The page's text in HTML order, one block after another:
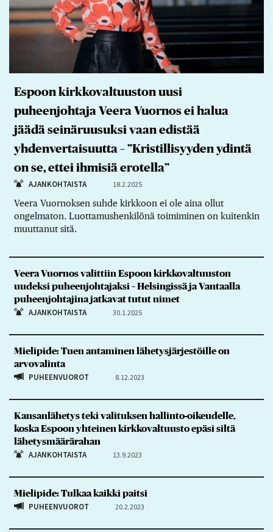
Espoon kirkkovaltuuston uusi
puheenjohtaja Veera Vuornos ei halua
jäädä seinäruusuksi vaan edistää
yhdenvertaisuutta – ”Kristillisyyden ydintä
on se, ettei ihmisiä erotella”
AJANKOHTAISTA 18.2.2025
Veera Vuornoksen suhde kirkkoon ei ole aina ollut
ongelmaton. Luottamushenkilönä toimiminen on kuitenkin
muuttanut sitä.
Veera Vuornos valittiin Espoon kirkkovaltuuston
uudeksi puheenjohtajaksi – Helsingissä ja Vantaalla
puheenjohtajina jatkavat tutut nimet
AJANKOHTAISTA 30.1.2025
Mielipide: Tuen antaminen lähetysjärjestöille on
arvovalinta
PUHEENVUOROT 8.12.2023
Kansanlähetys teki valituksen hallinto-oikeudelle,
koska Espoon yhteinen kirkkovaltuusto epäsi siltä
lähetysmäärärahan
AJANKOHTAISTA 13.9.2023
Mielipide: Tulkaa kaikki paitsi
PUHEENVUOROT 20.2.2023